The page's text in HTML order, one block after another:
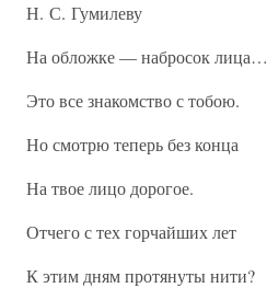
Н. С. Гумилеву
На обложке — набросок лица…
Это все знакомство с тобою.
Но смотрю теперь без конца
На твое лицо дорогое.
Отчего с тех горчайших лет
К этим дням протянуты нити?